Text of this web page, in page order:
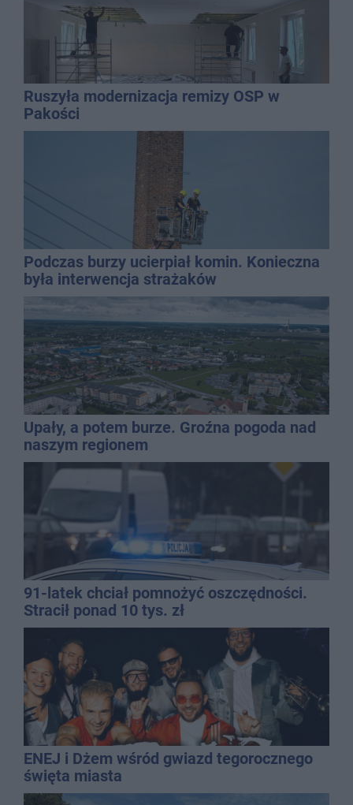
Ruszyła modernizacja remizy OSP w
Pakości
Podczas burzy ucierpiał komin. Konieczna
była interwencja strażaków
Upały, a potem burze. Groźna pogoda nad
naszym regionem
91-latek chciał pomnożyć oszczędności.
Stracił ponad 10 tys. zł
ENEJ i Dżem wśród gwiazd tegorocznego
święta miasta